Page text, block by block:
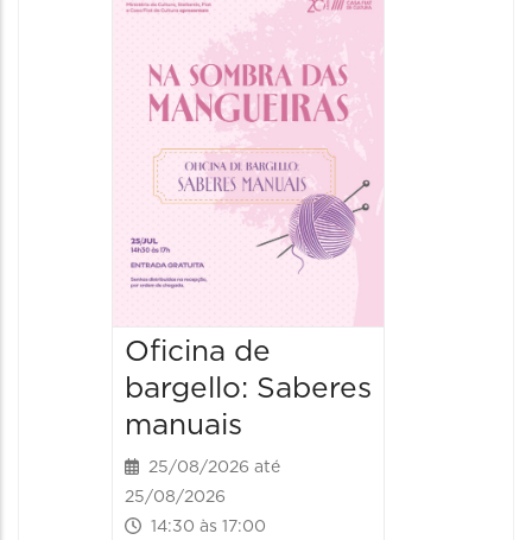
Oficina de
bargello: Saberes
manuais
25/08/2026 até
25/08/2026
14:30 às 17:00